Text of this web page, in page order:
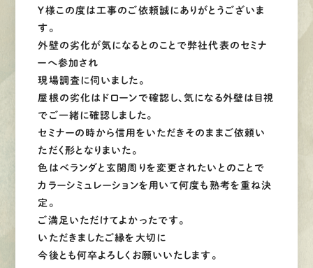
Y様この度は工事のご依頼誠にありがとうございま
す。
外壁の劣化が気になるとのことで弊社代表のセミナ
ーへ参加され
現場調査に伺いました。
屋根の劣化はドローンで確認し、気になる外壁は目視
でご一緒に確認しました。
セミナーの時から信用をいただきそのままご依頼い
ただく形となりまいた。
色はベランダと玄関周りを変更されたいとのことで
カラーシミュレーションを用いて何度も熟考を重ね決
定。
ご満足いただけてよかったです。
いただきましたご縁を大切に
今後とも何卒よろしくお願いいたします。